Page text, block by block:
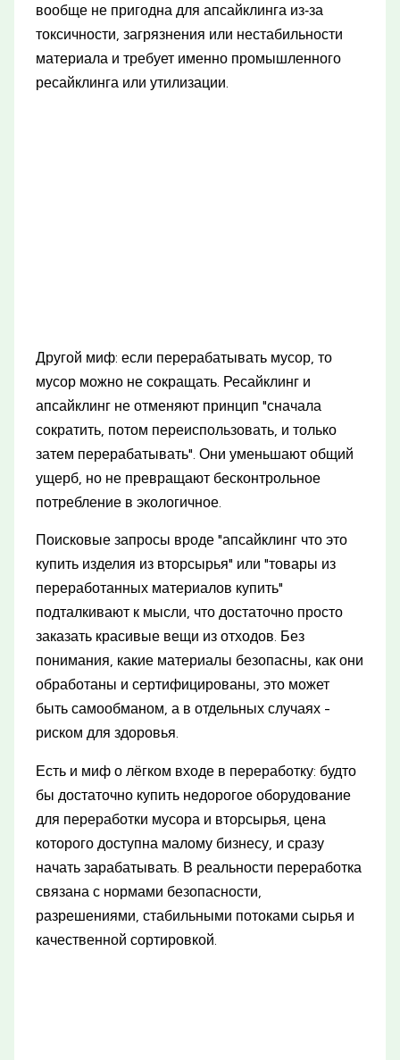
вообще не пригодна для апсайклинга из‑за
токсичности, загрязнения или нестабильности
материала и требует именно промышленного
ресайклинга или утилизации.
Другой миф: если перерабатывать мусор, то
мусор можно не сокращать. Ресайклинг и
апсайклинг не отменяют принцип "сначала
сократить, потом переиспользовать, и только
затем перерабатывать". Они уменьшают общий
ущерб, но не превращают бесконтрольное
потребление в экологичное.
Поисковые запросы вроде "апсайклинг что это
купить изделия из вторсырья" или "товары из
переработанных материалов купить"
подталкивают к мысли, что достаточно просто
заказать красивые вещи из отходов. Без
понимания, какие материалы безопасны, как они
обработаны и сертифицированы, это может
быть самообманом, а в отдельных случаях -
риском для здоровья.
Есть и миф о лёгком входе в переработку: будто
бы достаточно купить недорогое оборудование
для переработки мусора и вторсырья, цена
которого доступна малому бизнесу, и сразу
начать зарабатывать. В реальности переработка
связана с нормами безопасности,
разрешениями, стабильными потоками сырья и
качественной сортировкой.